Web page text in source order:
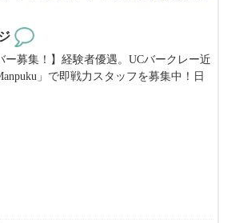
も、スケジュールや条件等合わせる事
任出来るよう手助けするので、まずはお
ー募集！】経験者優遇。UCバークレー近
」で即戦力スタッフを募集中！日